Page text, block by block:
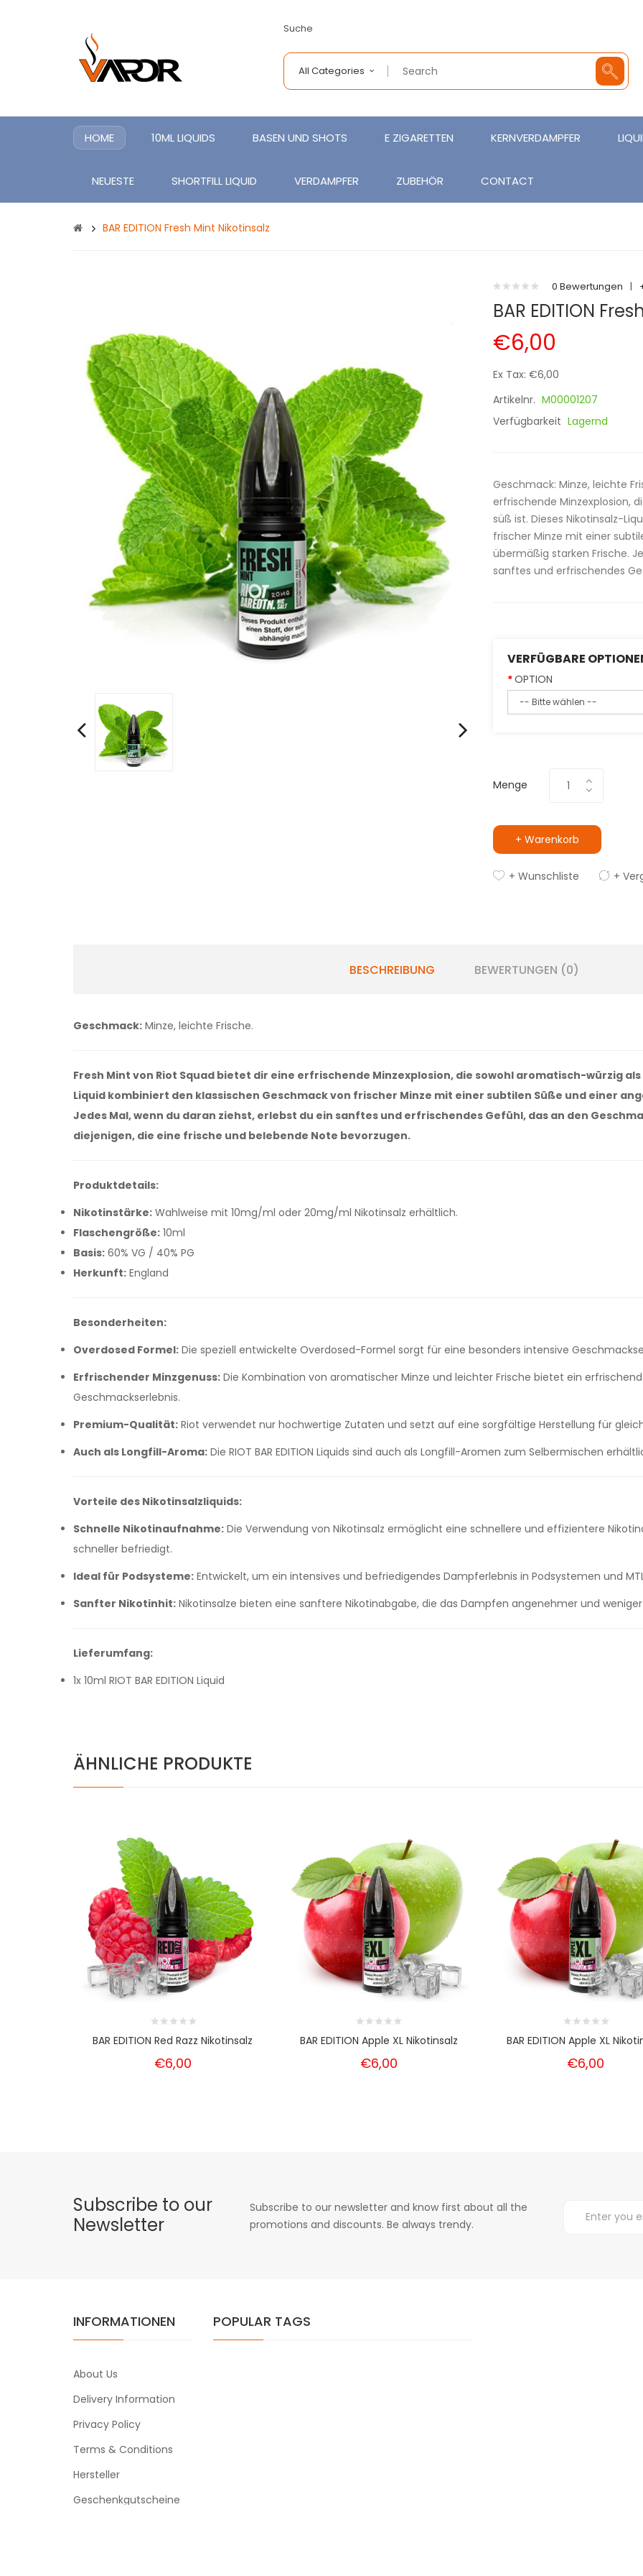
Suche
All Categories
HOME 10ML LIQUIDS BASEN UND SHOTS E ZIGARETTEN KERNVERDAMPFER
NEUESTE SHORTFILL LIQUID VERDAMPFER ZUBEHÖR CONTACT
BAR EDITION Fresh Mint Nikotinsalz
0 Bewertungen |
BAR EDITION
€6,00
Ex Tax: €6,00
Artikelnr. M00001207
Verfügbarkeit Lagernd
Geschmack: Minze, leichte
erfrischende Minzexplosion,
süß ist. Dieses Nikotinsalz-
frischer Minze mit einer
übermäßig starken Frische.
sanftes und erfrischendes
VERFÜGBARE
OPTION
Menge
+ Warenkorb
+ Wunschliste +
BESCHREIBUNG BEWERTUNGEN (0)
Geschmack: Minze, leichte Frische.
Fresh Mint von Riot Squad bietet dir eine erfrischende Minzexplosion, die sowohl aromatisch-würzig
Liquid kombiniert den klassischen Geschmack von frischer Minze mit einer subtilen Süße und einer
Jedes Mal, wenn du daran ziehst, erlebst du ein sanftes und erfrischendes Gefühl, das an den
diejenigen, die eine frische und belebende Note bevorzugen.
Produktdetails:
Nikotinstärke: Wahlweise mit 10mg/ml oder 20mg/ml Nikotinsalz erhältlich.
Flaschengröße: 10ml
Basis: 60% VG / 40% PG
Herkunft: England
Besonderheiten:
Overdosed Formel: Die speziell entwickelte Overdosed-Formel sorgt für eine besonders intensive
Erfrischender Minzgenuss: Die Kombination von aromatischer Minze und leichter Frische bietet ein
Geschmackserlebnis.
Premium-Qualität: Riot verwendet nur hochwertige Zutaten und setzt auf eine sorgfältige Herstellung für
Auch als Longfill-Aroma: Die RIOT BAR EDITION Liquids sind auch als Longfill-Aromen zum Selbermischen
Vorteile des Nikotinsalzliquids:
Schnelle Nikotinaufnahme: Die Verwendung von Nikotinsalz ermöglicht eine schnellere und effizientere
schneller befriedigt.
Ideal für Podsysteme: Entwickelt, um ein intensives und befriedigendes Dampferlebnis in Podsystemen und
Sanfter Nikotinhit: Nikotinsalze bieten eine sanftere Nikotinabgabe, die das Dampfen angenehmer und
Lieferumfang:
1x 10ml RIOT BAR EDITION Liquid
ÄHNLICHE PRODUKTE
BAR EDITION Red Razz Nikotinsalz
€6,00
BAR EDITION Apple XL Nikotinsalz
€6,00
BAR EDITION Apple XL
€6,00
Subscribe to our
Newsletter
Subscribe to our newsletter and know first about all the
promotions and discounts. Be always trendy.
INFORMATIONEN
About Us
Delivery Information
Privacy Policy
Terms & Conditions
Hersteller
Geschenkgutscheine
POPULAR TAGS